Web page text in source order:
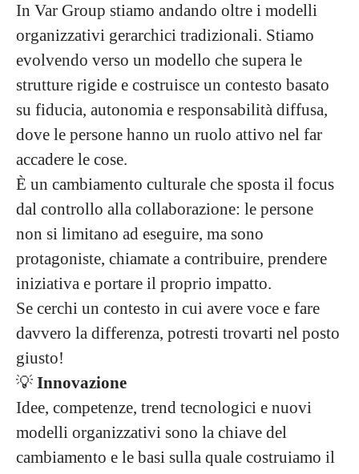
In Var Group stiamo andando oltre i modelli
organizzativi gerarchici tradizionali. Stiamo
evolvendo verso un modello che supera le
strutture rigide e costruisce un contesto basato
su fiducia, autonomia e responsabilità diffusa,
dove le persone hanno un ruolo attivo nel far
accadere le cose.
È un cambiamento culturale che sposta il focus
dal controllo alla collaborazione: le persone
non si limitano ad eseguire, ma sono
protagoniste, chiamate a contribuire, prendere
iniziativa e portare il proprio impatto.
Se cerchi un contesto in cui avere voce e fare
davvero la differenza, potresti trovarti nel posto
giusto!
💡 Innovazione
Idee, competenze, trend tecnologici e nuovi
modelli organizzativi sono la chiave del
cambiamento e le basi sulla quale costruiamo il